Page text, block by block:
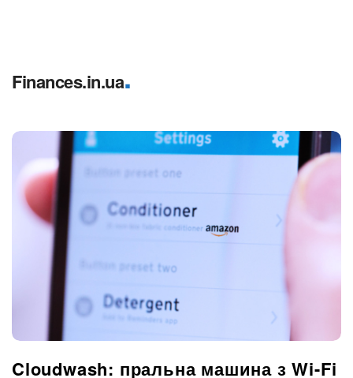
Finances.in.ua.
Cloudwash: пральна машина з Wi-Fi